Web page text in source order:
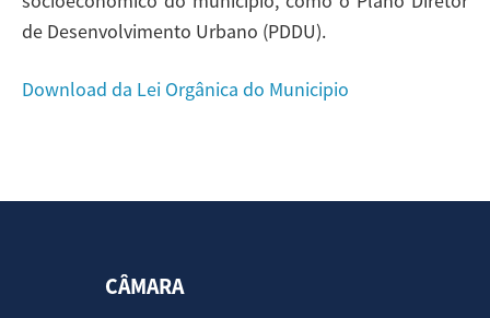
de Desenvolvimento Urbano (PDDU).
Download da Lei Orgânica do Municipio
CÂMARA